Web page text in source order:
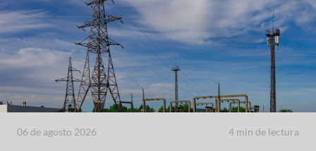
06 de agosto 2026 4 min de lectura